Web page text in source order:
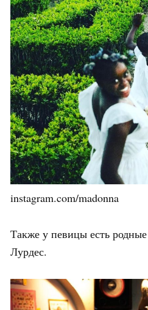
instagram.com/madonna
Также у певицы есть
Лурдес.